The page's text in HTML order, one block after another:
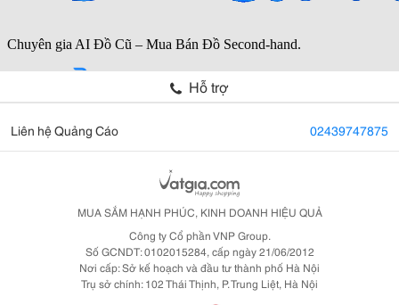
Hỗ trợ
Liên hệ Quảng Cáo 02439747875
MUA SẮM HẠNH PHÚC, KINH DOANH HIỆU QUẢ
Công ty Cổ phần VNP Group.
Số GCNDT: 0102015284, cấp ngày 21/06/2012
Nơi cấp: Sở kế hoạch và đầu tư thành phố Hà Nội
Trụ sở chính: 102 Thái Thịnh, P. Trung Liệt, Hà Nội